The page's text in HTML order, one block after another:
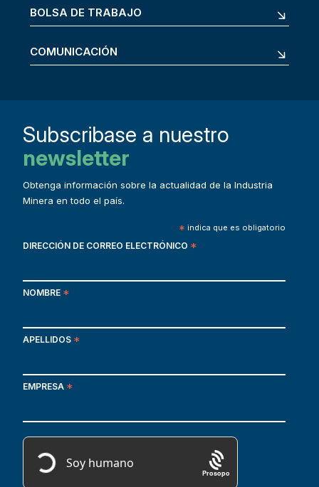
BOLSA DE TRABAJO
COMUNICACIÓN
Subscribase a nuestro
newsletter
Obtenga información sobre la actualidad de la Industria
Minera en todo el país.
* indica que es obligatorio
DIRECCIÓN DE CORREO ELECTRÓNICO *
NOMBRE *
APELLIDOS *
EMPRESA *
Prosopo